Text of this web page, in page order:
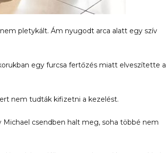
pletykált. Ám nyugodt arca alatt egy szív
egy furcsa fertőzés miatt elveszítette a
nem tudták kifizetni a kezelést.
csendben halt meg, soha többé nem